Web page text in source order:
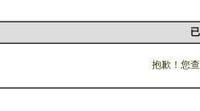
抱歉！您